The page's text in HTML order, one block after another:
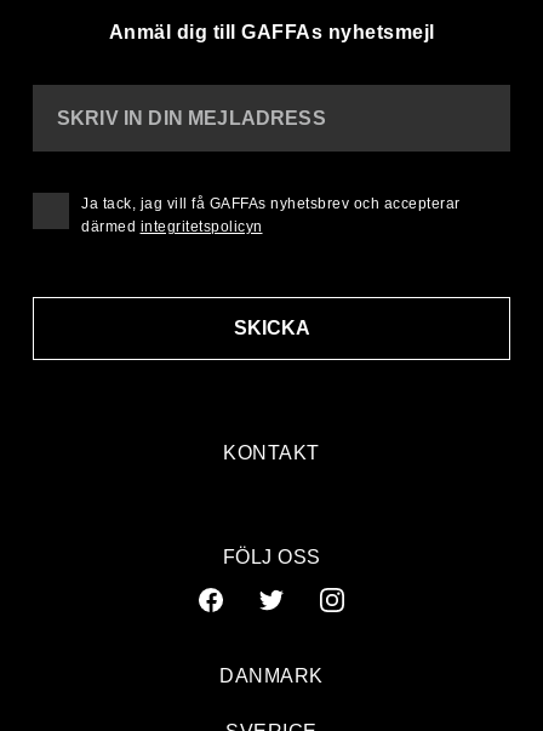
Anmäl dig till GAFFAs nyhetsmejl
KONTAKT
SKRIV IN DIN MEJLADRESS
SKICKA
Ja tack, jag vill få GAFFAs nyhetsbrev och accepterar
därmed integritetspolicyn
FÖLJ OSS
DANMARK